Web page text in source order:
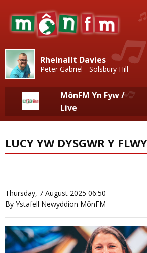
Rheinallt Davies
Peter Gabriel - Solsbury Hill
MônFM Yn Fyw /
Live
LUCY YW DYSGWR Y
Thursday, 7 August 2025 06:50
By Ystafell Newyddion MônFM